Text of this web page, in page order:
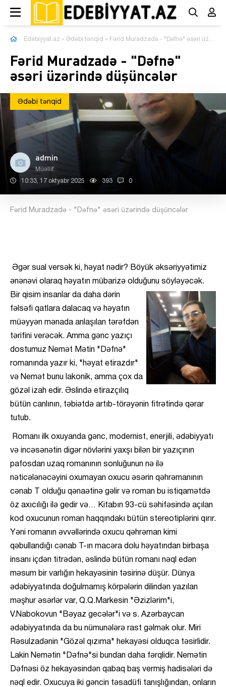
Edebiyyat.az » Ədəbi tənqid » Fərid Muradzadə - "Dəfnə" əsəri üzərində düşüncələr
Fərid Muradzadə - "Dəfnə"
əsəri üzərində düşüncələr
Ədəbi tənqid
admin
Müəllif:
10:33, 17 oktyabr 2025 393 0
Fərid Muradzadə - "Dəfnə" əsəri üzərində düşüncələr
Əgər sual versək ki, həyat nədir? Böyük əksəriyyətimiz
ənənəvi olaraq həyatın mübarizə olduğunu söyləyəcək.
Bir qisim insanlar da daha dərin
fəlsəfi qatlara dalacaq və həyatın
müəyyən mənada anlaşılan tərəfdən
tərifini verəcək. Amma gənc yazıçı
dostumuz Nemət Mətin "Dəfnə"
romanında yazır ki, "həyat etirazdır"
və Nemət bunu lakonik, amma çox da
gözəl izah edir. Əslində etirazçılıq
bütün canlının, təbiətdə artıb-törəyənin fitrətində qərar
tutub.
Romanı ilk oxuyanda gənc, modernist, enerjili, ədəbiyyatı
və incəsənətin digər növlərini yaxşı bilən bir yazıçının
pafosdan uzaq romanının sonluğunun nə ilə
nəticələnəcəyini oxumayan oxucu əsərin qəhrəmanının
cənab T olduğu qənaətinə gəlir və roman bu istiqamətdə
öz axıcılığı ilə gedir və… Kitabın 93-cü səhifəsində açılan
kod oxucunun roman haqqındakı bütün stereotiplərini qırır.
Yəni romanın əvvəllərində oxucu qəhrəman kimi
qəbullandığı cənab T-ın macəra dolu həyatından birbaşa
insanı içdən titrədən, əslində bütün romanı nəql edən
məsum bir varlığın hekayəsinin təsirinə düşür. Dünya
ədəbiyyatında doğulmamış körpələrin dilindən yazılan
məşhur əsərlər var, Q.Q.Markesin "Əzizlərim"i,
V.Nabokovun "Bəyaz gecələr"i və s. Azərbaycan
ədəbiyyatında da bu nümunələrə rast gəlmək olur. Miri
Rəsulzadənin "Gözəl qızıma" hekayəsi olduqca təsirlidir.
Lakin Nemətin "Dəfnə"si bundan daha fərqlidir. Nemətin
Dəfnəsi öz hekayəsindən qabaq baş vermiş hadisələri də
nəql edir. Oxucuya iki gəncin təsadüfi tanışlığından, onların